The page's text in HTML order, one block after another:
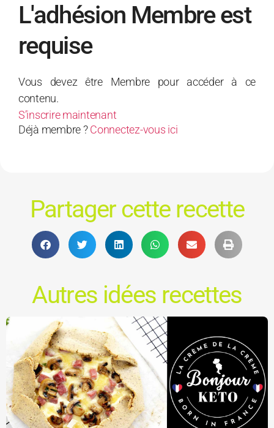
L'adhésion Membre est
requise
Vous devez être Membre pour accéder à ce
contenu.
S’inscrire maintenant
Déjà membre ?Connectez-vous ici
Partager cette recette
Autres idées recettes